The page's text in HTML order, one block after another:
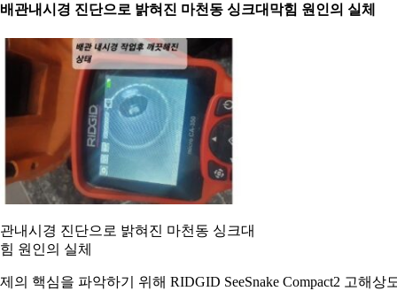
관내시경 진단으로 밝혀진 마천동 싱크대막힘 원인의 실체
내시경 진단으로 밝혀진 마천동 싱크대
원인의 실체
의 핵심을 파악하기 위해 RIDGID SeeSnake Compact2 고해상